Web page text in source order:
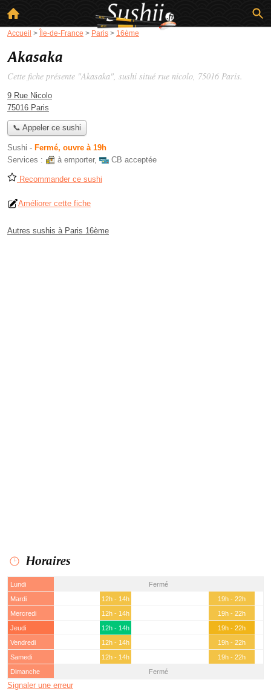
Accueil > Île-de-France > Paris > 16ème
Akasaka
Cette fiche présente "Akasaka", sushi situé rue nicolo, 75016 Paris.
9 Rue Nicolo
75016 Paris
📞 Appeler ce sushi
Sushi - Fermé, ouvre à 19h
Services :
à emporter, CB acceptée
Recommander ce sushi
Améliorer cette fiche
Autres sushis à Paris 16ème
Horaires
Lundi
Fermé
Mardi
12h - 14h
19h - 22h
Mercredi
12h - 14h
19h - 22h
Jeudi
12h - 14h
19h - 22h
Vendredi
12h - 14h
19h - 22h
Samedi
12h - 14h
19h - 22h
Dimanche
Fermé
Signaler une erreur